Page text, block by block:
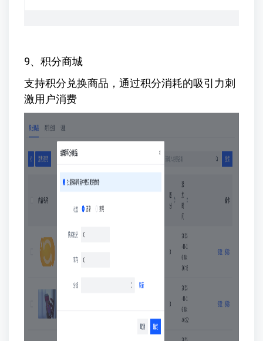
9、积分商城
支持积分兑换商品，通过积分消耗的吸引力刺
激用户消费